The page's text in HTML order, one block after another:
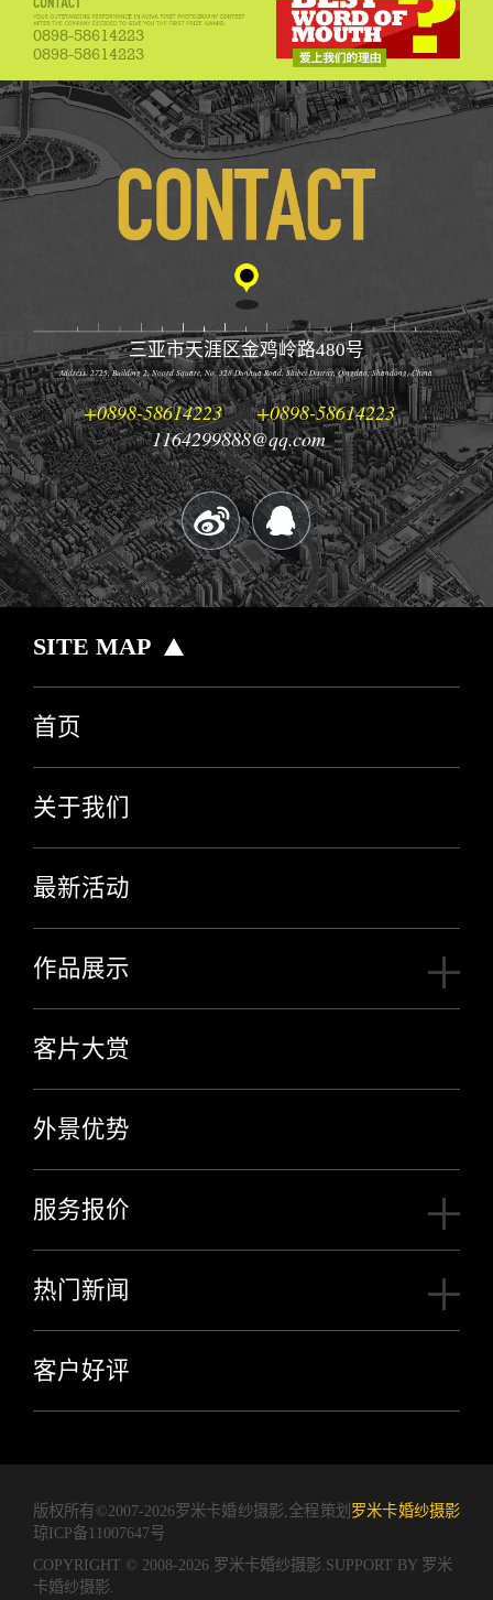
0898-58614223
0898-58614223
三亚市天涯区金鸡岭路480号
Address: 2725, Building 2, Noord Square, No. 328 Dunhua Road, Shibei District, Qingdao, Shandong, China
+0898-58614223
+0898-58614223
1164299888@qq.com
SITE MAP
首页
关于我们
最新活动
作品展示
客片大赏
外景优势
服务报价
热门新闻
客户好评
版权所有©2007-2026罗米卡婚纱摄影,全程策划 罗米卡婚纱摄影
琼ICP备11007647号
COPYRIGHT © 2008-2026 罗米卡婚纱摄影.SUPPORT BY 罗米
卡婚纱摄影.